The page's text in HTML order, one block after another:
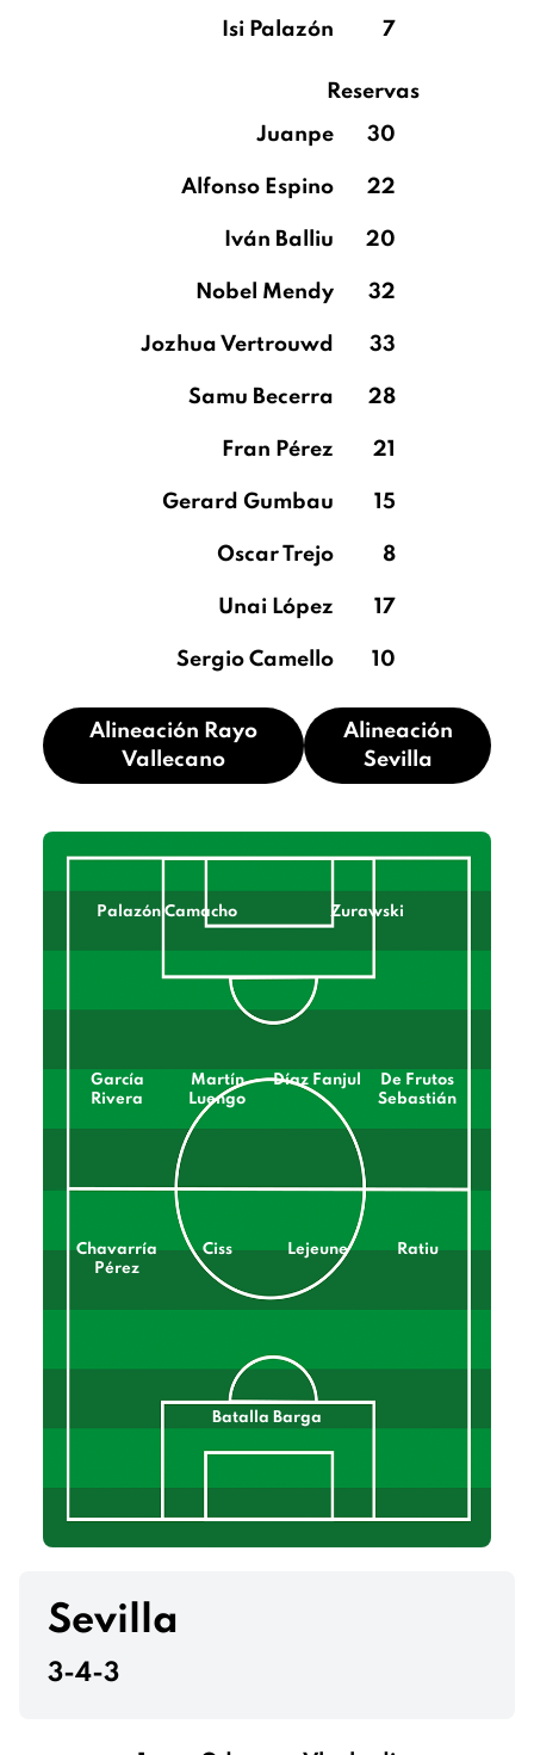
Isi Palazón 7
Reservas
Juanpe
30
Alfonso Espino 22
Iván Balliu 20
Nobel Mendy 32
Jozhua Vertrouwd 33
Samu Becerra 28
Fran Pérez 21
Gerard Gumbau 15
Oscar Trejo 8
Unai López 17
Sergio Camello 10
Alineación Rayo
Vallecano
Alineación
Sevilla
Palazón Camacho Zurawski
García
Rivera
Martín
Luengo
Díaz Fanjul
De Frutos
Sebastián
Chavarría
Pérez
Ciss Lejeune Ratiu
Batalla Barga
Sevilla
3-4-3